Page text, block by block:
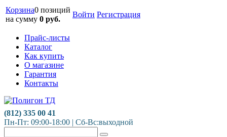
Корзина0 позиций
на сумму 0 руб.
Войти Регистрация
Прайс-листы
Каталог
Как купить
О магазине
Гарантия
Контакты
(812) 335 00 41
Пн-Пт: 09:00-18:00 | Сб-Вс:выходной